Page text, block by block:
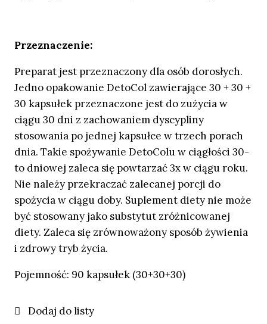
Przeznaczenie:
Preparat jest przeznaczony dla osób dorosłych.
Jedno opakowanie DetoCol zawierające 30 + 30 +
30 kapsułek przeznaczone jest do zużycia w
ciągu 30 dni z zachowaniem dyscypliny
stosowania po jednej kapsułce w trzech porach
dnia. Takie spożywanie DetoColu w ciągłości 30-
to dniowej zaleca się powtarzać 3x w ciągu roku.
Nie należy przekraczać zalecanej porcji do
spożycia w ciągu doby. Suplement diety nie może
być stosowany jako substytut zróżnicowanej
diety. Zaleca się zrównoważony sposób żywienia
i zdrowy tryb życia.
Pojemność: 90 kapsułek (30+30+30)